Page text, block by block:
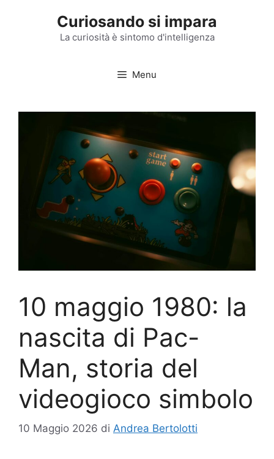
Curiosando si impara
La curiosità è sintomo d'intelligenza
Menu
10 maggio 1980: la
nascita di Pac-
Man, storia del
videogioco simbolo
10 Maggio 2026 di Andrea Bertolotti